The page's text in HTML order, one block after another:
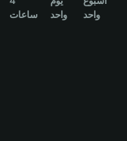
ساعات
واحد
واحد